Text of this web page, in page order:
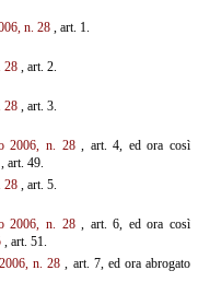
n. 28, art. 1.
28, art. 2.
28, art. 3.
2006, n. 28, art. 4, ed ora così
art. 49.
28, art. 5.
2006, n. 28, art. 6, ed ora così
, art. 51.
n. 28 , art. 7, ed ora abrogato